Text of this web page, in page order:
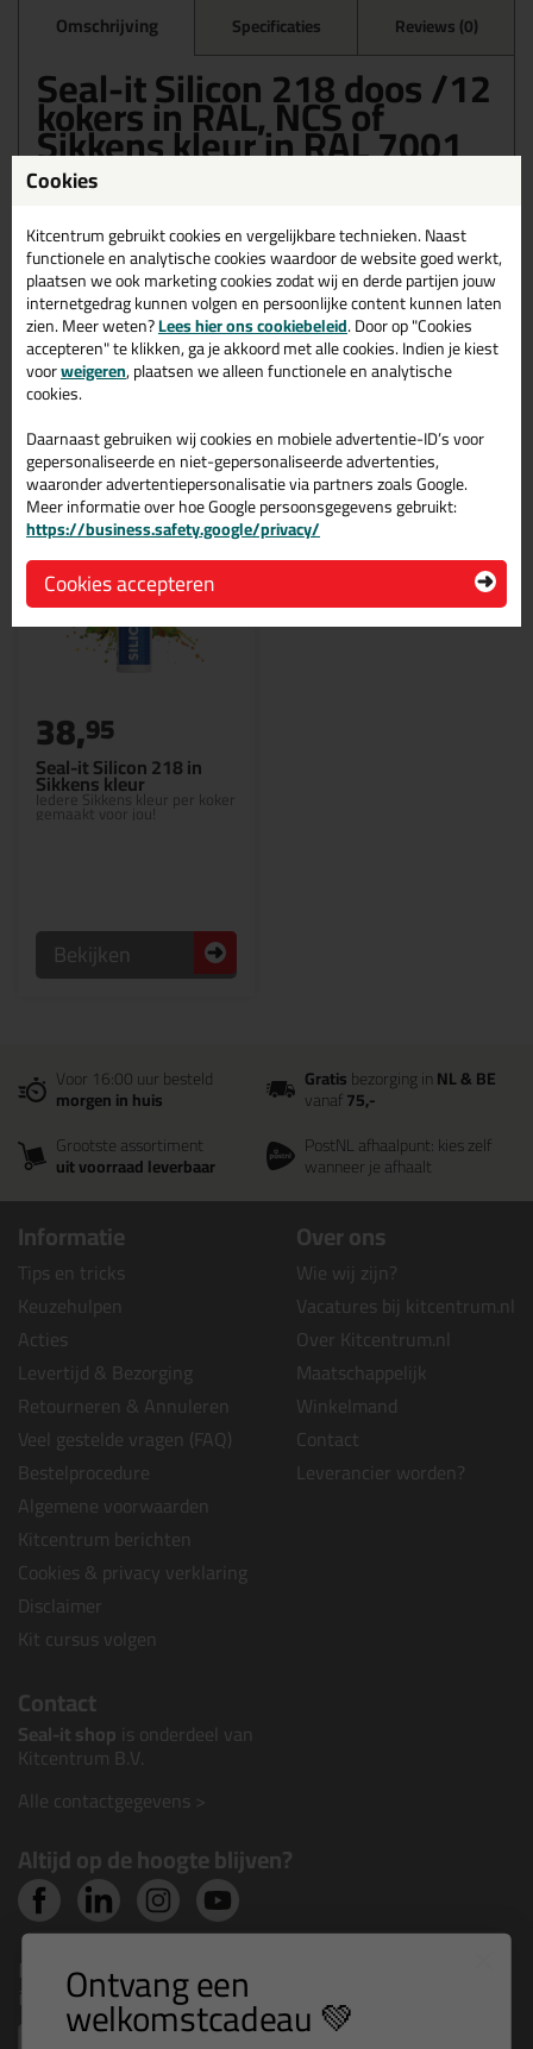
Omschrijving Specificaties Reviews (0)
Seal-it Silicon 218 doos /12
kokers in RAL, NCS of
Sikkens kleur in RAL 7001
Bestel de Seal-it Silicon 218 doos /12 kokers in RAL, NCS of
morgen in huis.
Wil je meer weten over de toepassing en kenmerken van dit
product?Lees alles over dit product >
Gerelateerde producten
Seal-it Silicon 218 in
Sikkens kleur
Iedere Sikkens kleur per koker
gemaakt voor jou!
38,95
Bekijken
Voor 16:00 uur besteld
morgen in huis
Gratisbezorging inNL & BE
vanaf75,-
Grootste assortiment
uit voorraad leverbaar
PostNL afhaalpunt: kies zelf
wanneer je afhaalt
Informatie
Tips en tricks
Keuzehulpen
Acties
Levertijd & Bezorging
Retourneren & Annuleren
Veel gestelde vragen (FAQ)
Bestelprocedure
Algemene voorwaarden
Kitcentrum berichten
Cookies & privacy verklaring
Disclaimer
Kit cursus volgen
Over ons
Wie wij zijn?
Vacatures bij kitcentrum.nl
Over Kitcentrum.nl
Maatschappelijk
Winkelmand
Contact
Leverancier worden?
Contact
Seal-it shop is onderdeel van
Kitcentrum B.V.
Alle contactgegevens >
Altijd op de hoogte blijven?
Nieuws, tips en exclusieve deals rechtstreeks in je
inbox
Cookies
Kitcentrum gebruikt cookies en vergelijkbare technieken. Naast
functionele en analytische cookies waardoor de website goed werkt,
plaatsen we ook marketing cookies zodat wij en derde partijen jouw
internetgedrag kunnen volgen en persoonlijke content kunnen laten
zien. Meer weten?Lees hier ons cookiebeleid. Door op "Cookies
accepteren" te klikken, ga je akkoord met alle cookies. Indien je kiest
voorweigeren, plaatsen we alleen functionele en analytische
cookies.
Daarnaast gebruiken wij cookies en mobiele advertentie-ID’s voor
gepersonaliseerde en niet-gepersonaliseerde advertenties,
waaronder advertentiepersonalisatie via partners zoals Google.
Meer informatie over hoe Google persoonsgegevens gebruikt:
https://business.safety.google/privacy/
Cookies accepteren
Ontvang een
welkomstcadeau 💚